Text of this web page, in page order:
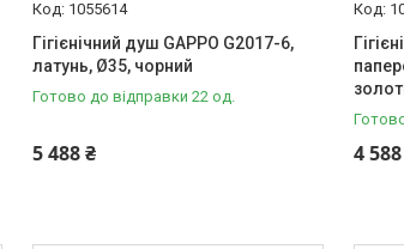
1055614
Гігієнічний душ GAPPO G2017-6,
латунь, Ø35, чорний
Готово до відправки 22 од.
5 488 ₴ 4